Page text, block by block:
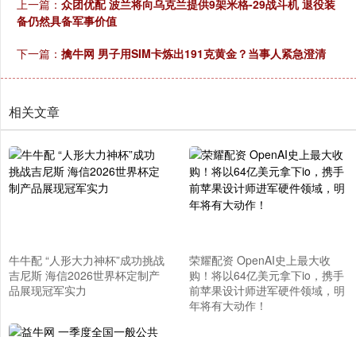
上一篇： 众团优配 波兰将向乌克兰提供9架米格-29战斗机 退役装
备仍然具备军事价值
下一篇： 擒牛网 男子用SIM卡炼出191克黄金？当事人紧急澄清
相关文章
牛牛配 “人形大力神杯”成功挑战
吉尼斯 海信2026世界杯定制产
品展现冠军实力
荣耀配资 OpenAI史上最大收
购！将以64亿美元拿下io，携手
前苹果设计师进军硬件领域，明
年将有大动作！